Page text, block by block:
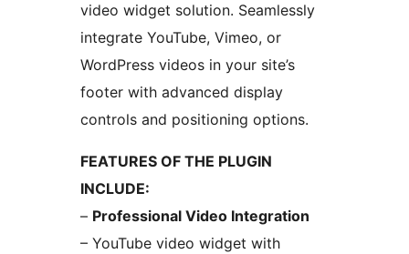
video widget solution. Seamlessly
integrate YouTube, Vimeo, or
WordPress videos in your site’s
footer with advanced display
controls and positioning options.
FEATURES OF THE PLUGIN
INCLUDE:
– Professional Video Integration
– YouTube video widget with